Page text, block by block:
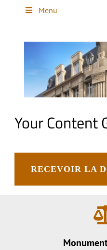
Menu
Your Content
RECEVOIR LA